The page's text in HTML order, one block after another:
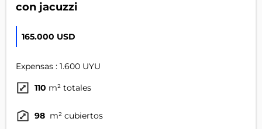
con jacuzzi
165.000 USD
Expensas : 1.600 UYU
110 m² totales
98 m² cubiertos